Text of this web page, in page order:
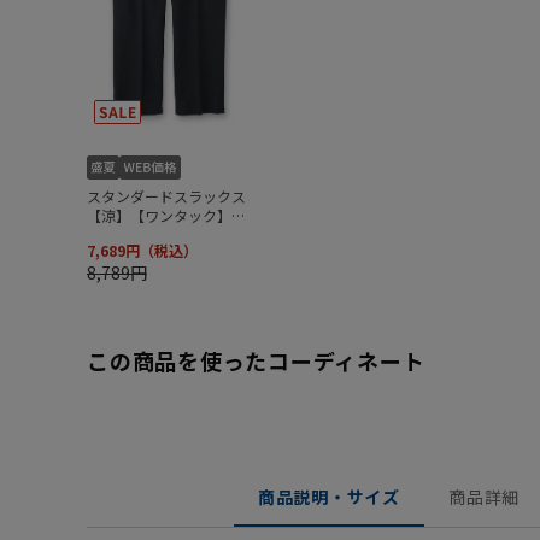
この商品を使ったコーディネート
商品説明・サイズ 商品詳細